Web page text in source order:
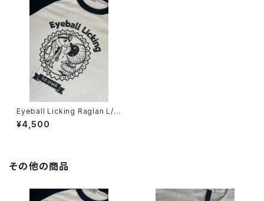
Eyeball Licking Raglan L/S
Tee black
¥4,500
その他の商品